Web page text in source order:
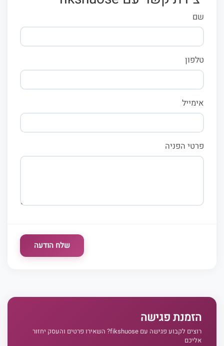
שם
טלפון
אימייל
פרטי הפניה
שלח הודעה
הזמנת פגישה
רוצים לקבוע פגישה עם fikshuose? השאירו פרטים והעסק יחזור
אליכם